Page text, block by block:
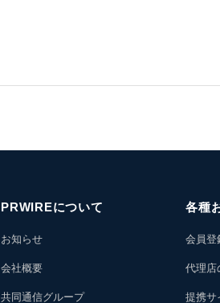
PRWIREについて
お知らせ
会社概要
共同通信グループ
各種
会員登
代理店
提携サ